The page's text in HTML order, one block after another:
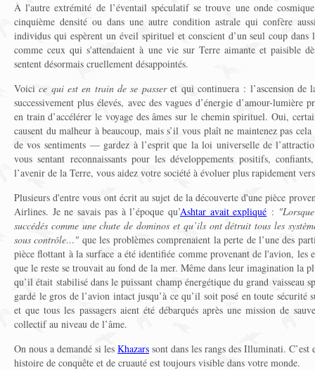
À l'autre extrémité de l’éventail spéculatif se trouve une onde
cinquième densité ou dans une autre condition astrale qui confère
individus qui espèrent un éveil spirituel et conscient d’un seul coup dans
comme ceux qui s'attendaient à une vie sur Terre aimante et paisible
sentent désormais cruellement désappointés.
Voicice qui est en train de se passeret qui continuera : l’ascension de
successivement plus élevés, avec des vagues d’énergie d’amour-lumière
en train d’accélérer le voyage des âmes sur le chemin spirituel. Oui,
causent du malheur à beaucoup, mais s’il vous plaît ne maintenez pas
de vos sentiments — gardez à l’esprit que la loi universelle de
vous sentant reconnaissants pour les développements positifs,
l’avenir de la Terre, vous aidez votre société à évoluer plus rapidement
Plusieurs d'entre vous ont écrit au sujet de la découverte d'une pièce
Airlines. Je ne savais pas à l’époque qu’Ashtar avait expliqué : "
succédés comme une chute de dominos et qu’ils ont détruit tous les
sous contrôle…" que les problèmes comprenaient la perte de l’une des
pièce flottant à la surface a été identifiée comme provenant de l'avion, les
que le reste se trouvait au fond de la mer. Même dans leur imagination la
qu’il était stabilisé dans le puissant champ énergétique du grand vaisseau
gardé le gros de l’avion intact jusqu’à ce qu’il soit posé en toute sécurité
et que tous les passagers aient été débarqués après une mission de
collectif au niveau de l’âme.
On nous a demandé si les Khazars sont dans les rangs des Illuminati.
histoire de conquête et de cruauté est toujours visible dans votre monde.